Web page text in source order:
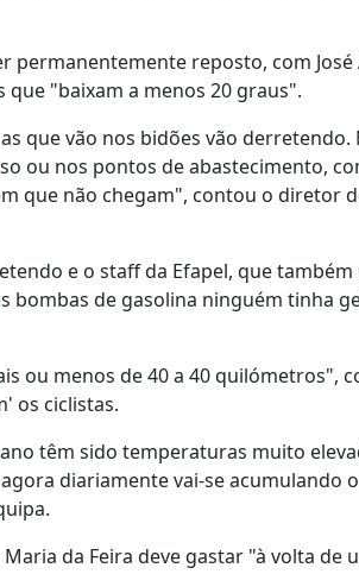
reposto, com
"baixam a menos 20 graus".
que vão nos bidões vão
ou nos pontos de abastecimento,
que não chegam", contou o diretor
e o staff da Efapel, que
de gasolina ninguém tinha
ou menos de 40 a 40 quilómetros",
os ciclistas.
têm sido temperaturas muito
diariamente vai-se acumulando
da Feira deve gastar "à volta de